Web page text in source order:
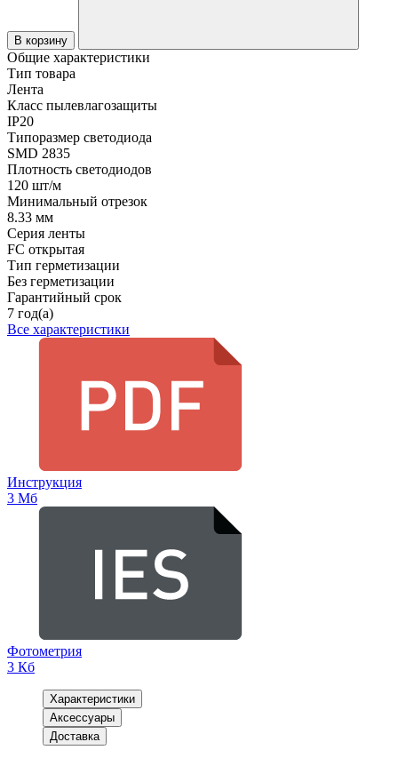
В корзину
Общие характеристики
Тип товара
Лента
Класс пылевлагозащиты
IP20
Типоразмер светодиода
SMD 2835
Плотность светодиодов
120 шт/м
Минимальный отрезок
8.33 мм
Серия ленты
FC открытая
Тип герметизации
Без герметизации
Гарантийный срок
7 год(а)
Все характеристики
Инструкция
3 Мб
Фотометрия
3 Кб
Характеристики
Аксессуары
Доставка